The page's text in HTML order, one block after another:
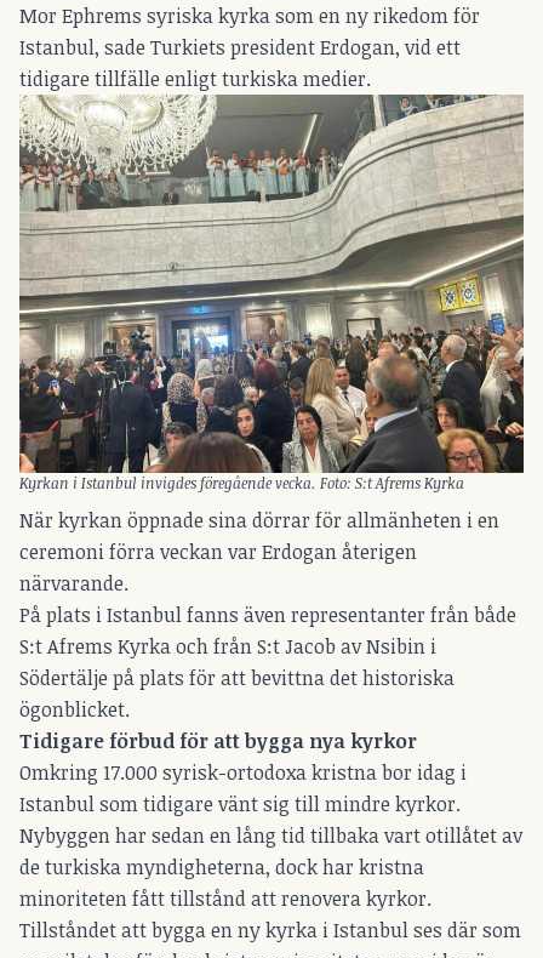
Mor Ephrems syriska kyrka som en ny rikedom för
Istanbul, sade Turkiets president Erdogan, vid ett
tidigare tillfälle enligt turkiska medier.
Kyrkan i Istanbul invigdes föregående vecka. Foto: S:t Afrems Kyrka
När kyrkan öppnade sina dörrar för allmänheten i en
ceremoni förra veckan var Erdogan återigen
närvarande.
På plats i Istanbul fanns även representanter från både
S:t Afrems Kyrka och från S:t Jacob av Nsibin i
Södertälje på plats för att bevittna det historiska
ögonblicket.
Tidigare förbud för att bygga nya kyrkor
Omkring 17.000 syrisk-ortodoxa kristna bor idag i
Istanbul som tidigare vänt sig till mindre kyrkor.
Nybyggen har sedan en lång tid tillbaka vart otillåtet av
de turkiska myndigheterna, dock har kristna
minoriteten fått tillstånd att renovera kyrkor.
Tillståndet att bygga en ny kyrka i Istanbul ses där som